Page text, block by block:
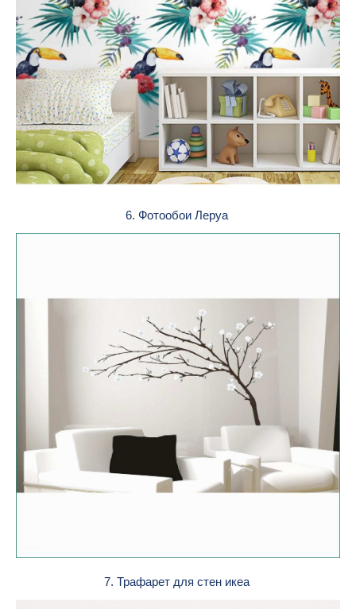
6. Фотообои Леруа
7. Трафарет для стен икеа